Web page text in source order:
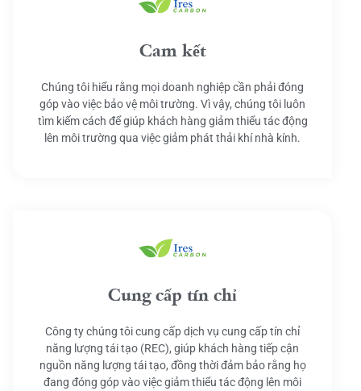
Cam kết
Chúng tôi hiểu rằng mọi doanh nghiệp cần phải đóng
góp vào việc bảo vệ môi trường. Vì vậy, chúng tôi luôn
tìm kiếm cách để giúp khách hàng giảm thiểu tác động
lên môi trường qua việc giảm phát thải khí nhà kính.
Cung cấp tín chỉ
Công ty chúng tôi cung cấp dịch vụ cung cấp tín chỉ
năng lượng tái tạo (REC), giúp khách hàng tiếp cận
nguồn năng lượng tái tạo, đồng thời đảm bảo rằng họ
đang đóng góp vào việc giảm thiểu tác động lên môi